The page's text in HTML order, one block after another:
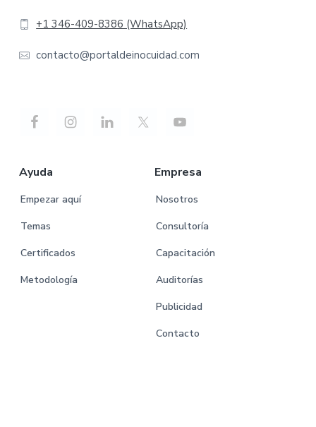
+1 346-409-8386 (WhatsApp)
contacto@portaldeinocuidad.com
Ayuda
Empezar aquí
Temas
Certificados
Metodología
Empresa
Nosotros
Consultoría
Capacitación
Auditorías
Publicidad
Contacto